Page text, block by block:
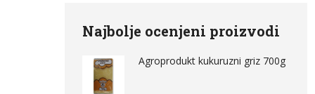
Najbolje ocenjeni proizvodi
Agroprodukt kukuruzni griz 700g